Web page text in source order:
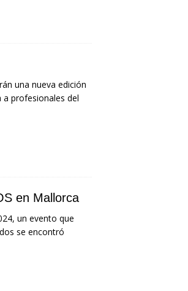
una nueva edición
a profesionales del
en Mallorca
un evento que
se encontró